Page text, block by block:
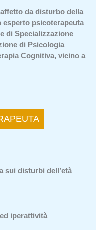
da disturbo della
esperto psicoterapeuta
di Specializzazione
di Psicologia
Cognitiva, vicino a
sui disturbi dell’età
iperattività